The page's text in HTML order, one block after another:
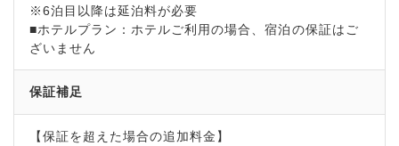
※6泊目以降は延泊料が必要
■ホテルプラン：ホテルご利用の場合、宿泊の保証はご
ざいません
保証補足
【保証を超えた場合の追加料金】